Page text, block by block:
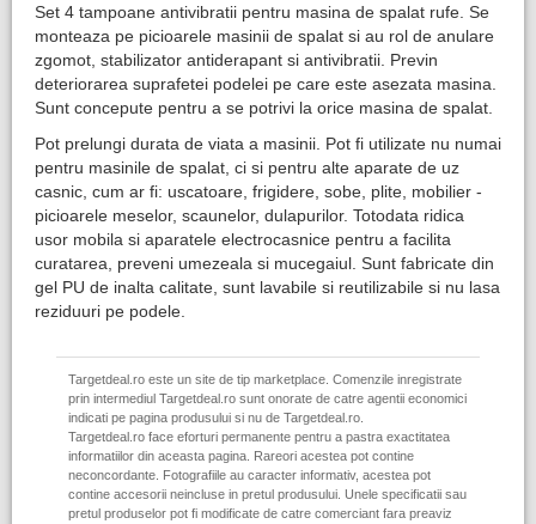
Set 4 tampoane antivibratii pentru masina de spalat rufe. Se
monteaza pe picioarele masinii de spalat si au rol de anulare
zgomot, stabilizator antiderapant si antivibratii. Previn
deteriorarea suprafetei podelei pe care este asezata masina.
Sunt concepute pentru a se potrivi la orice masina de spalat.
Pot prelungi durata de viata a masinii. Pot fi utilizate nu numai
pentru masinile de spalat, ci si pentru alte aparate de uz
casnic, cum ar fi: uscatoare, frigidere, sobe, plite, mobilier -
picioarele meselor, scaunelor, dulapurilor. Totodata ridica
usor mobila si aparatele electrocasnice pentru a facilita
curatarea, preveni umezeala si mucegaiul. Sunt fabricate din
gel PU de inalta calitate, sunt lavabile si reutilizabile si nu lasa
reziduuri pe podele.
Targetdeal.ro este un site de tip marketplace. Comenzile inregistrate
prin intermediul Targetdeal.ro sunt onorate de catre agentii economici
indicati pe pagina produsului si nu de Targetdeal.ro.
Targetdeal.ro face eforturi permanente pentru a pastra exactitatea
informatiilor din aceasta pagina. Rareori acestea pot contine
neconcordante. Fotografiile au caracter informativ, acestea pot
contine accesorii neincluse in pretul produsului. Unele specificatii sau
pretul produselor pot fi modificate de catre comerciant fara preaviz